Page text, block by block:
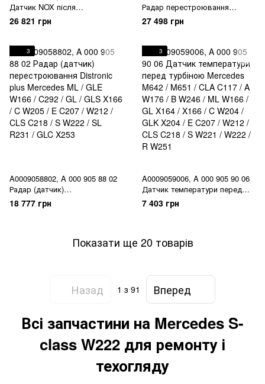
Датчик NOX після
каталізатора Mercedes CLA
C117 / GLA X156 / ML/GLE
W176 / C W205 / S W222 / GLC
X253 / B W246 / V W447
26 821 грн
Радар перестроювання
передній / задній Mercedes ML
/ GLE W166 / C W205 / E C207 /
W222
27 498 грн
3
A0009058802, A 000 905 88 02
Радар (датчик)
перестроювання Distronic plus
Mercedes ML / GLE W166 /
W222 / SL R231 / GLC X253
18 777 грн
3
A0009059006, A 000 905 90 06
Датчик температури перед
турбіною Mercedes M642 /
M651 / CLA C117 / A W176 / B
C207 / W212 / CLS C218 / S
W221 / W222 / R W251
7 403 грн
Показати ще 20 товарів
Назад 1 з 91 Вперед
Всі запчастини на Mercedes S-
class W222 для ремонту і
техогляду